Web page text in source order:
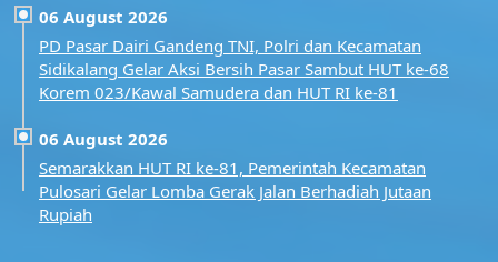
06 August 2026
PD Pasar Dairi Gandeng TNI, Polri dan Kecamatan
Sidikalang Gelar Aksi Bersih Pasar Sambut HUT ke-68
Korem 023/Kawal Samudera dan HUT RI ke-81
06 August 2026
Semarakkan HUT RI ke-81, Pemerintah Kecamatan
Pulosari Gelar Lomba Gerak Jalan Berhadiah Jutaan
Rupiah